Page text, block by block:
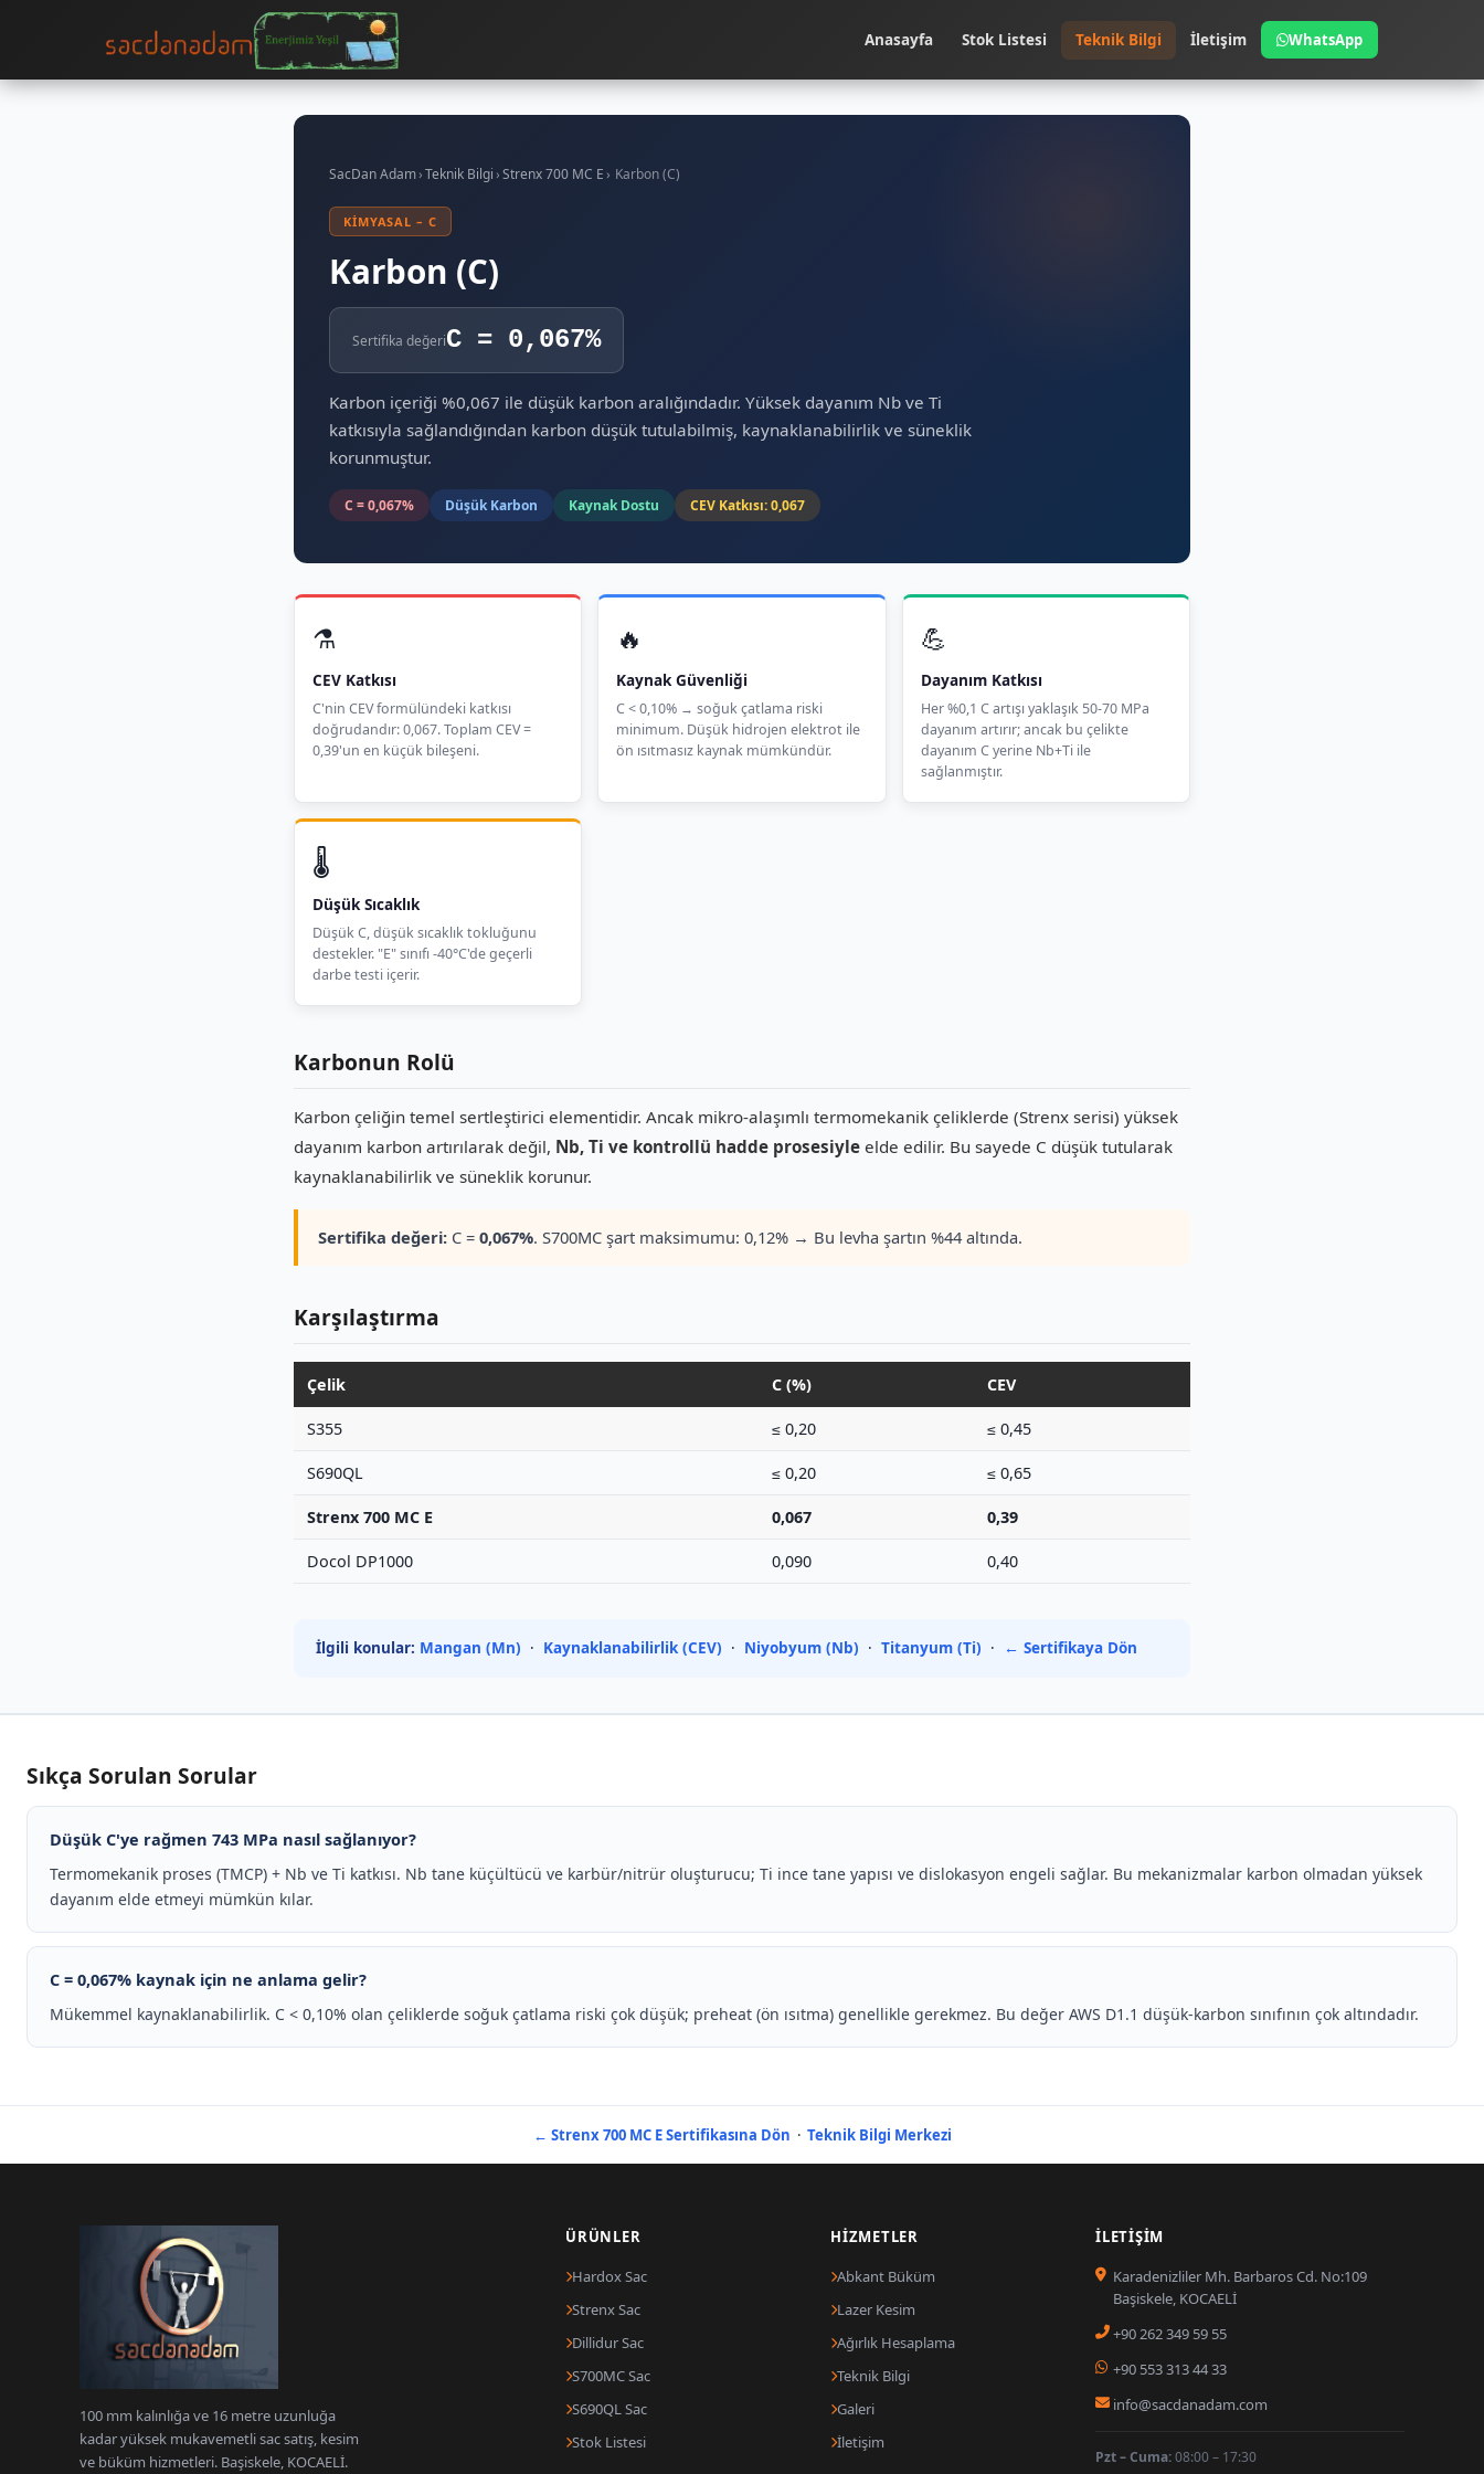
Anasayfa Stok Listesi Teknik Bilgi İletişim WhatsApp
SacDan Adam›Teknik Bilgi›Strenx 700 MC E› Karbon (C)
KIMYASAL – C
Karbon (C)
Sertifika değeriC = 0,067%
Karbon içeriği %0,067 ile düşük karbon aralığındadır. Yüksek dayanım Nb ve Ti
katkısıyla sağlandığından karbon düşük tutulabilmiş, kaynaklanabilirlik ve süneklik
korunmuştur.
C = 0,067% Düşük Karbon Kaynak Dostu CEV Katkısı: 0,067
⚗️
CEV Katkısı
C'nin CEV formülündeki katkısı
doğrudandır: 0,067. Toplam CEV =
0,39'un en küçük bileşeni.
🔥
Kaynak Güvenliği
C < 0,10% → soğuk çatlama riski
minimum. Düşük hidrojen elektrot ile
ön ısıtmasız kaynak mümkündür.
💪
Dayanım Katkısı
Her %0,1 C artışı yaklaşık 50-70 MPa
dayanım artırır; ancak bu çelikte
dayanım C yerine Nb+Ti ile
sağlanmıştır.
🌡️
Düşük Sıcaklık
Düşük C, düşük sıcaklık tokluğunu
destekler. "E" sınıfı -40°C'de geçerli
darbe testi içerir.
Karbonun Rolü
Karbon çeliğin temel sertleştirici elementidir. Ancak mikro-alaşımlı termomekanik çeliklerde (Strenx serisi) yüksek
dayanım karbon artırılarak değil, Nb, Ti ve kontrollü hadde prosesiyle elde edilir. Bu sayede C düşük tutularak
kaynaklanabilirlik ve süneklik korunur.
Sertifika değeri: C = 0,067%. S700MC şart maksimumu: 0,12% → Bu levha şartın %44 altında.
Karşılaştırma
Çelik C (%) CEV
S355 ≤ 0,20 ≤ 0,45
S690QL ≤ 0,20 ≤ 0,65
Strenx 700 MC E 0,067 0,39
Docol DP1000 0,090 0,40
İlgili konular: Mangan (Mn) · Kaynaklanabilirlik (CEV) · Niyobyum (Nb) · Titanyum (Ti) · ← Sertifikaya Dön
Sıkça Sorulan Sorular
Düşük C'ye rağmen 743 MPa nasıl sağlanıyor?
Termomekanik proses (TMCP) + Nb ve Ti katkısı. Nb tane küçültücü ve karbür/nitrür oluşturucu; Ti ince tane yapısı ve dislokasyon engeli sağlar. Bu mekanizmalar karbon olmadan yüksek
dayanım elde etmeyi mümkün kılar.
C = 0,067% kaynak için ne anlama gelir?
Mükemmel kaynaklanabilirlik. C < 0,10% olan çeliklerde soğuk çatlama riski çok düşük; preheat (ön ısıtma) genellikle gerekmez. Bu değer AWS D1.1 düşük-karbon sınıfının çok altındadır.
← Strenx 700 MC E Sertifikasına Dön · Teknik Bilgi Merkezi
100 mm kalınlığa ve 16 metre uzunluğa
kadar yüksek mukavemetli sac satış, kesim
ve büküm hizmetleri. Başiskele, KOCAELİ.
ÜRÜNLER
Hardox Sac
Strenx Sac
Dillidur Sac
S700MC Sac
S690QL Sac
Stok Listesi
HIZMETLER
Abkant Büküm
Lazer Kesim
Ağırlık Hesaplama
Teknik Bilgi
Galeri
İletişim
İLETIŞIM
Karadenizliler Mh. Barbaros Cd. No:109
Başiskele, KOCAELİ
+90 262 349 59 55
+90 553 313 44 33
info@sacdanadam.com
Pzt – Cuma:08:00 – 17:30